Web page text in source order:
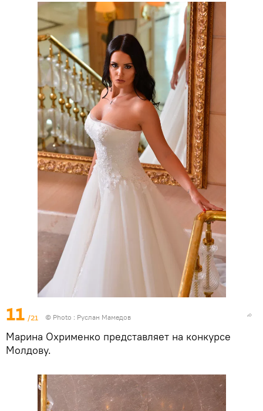
11 /21 © Photo : Руслан Мамедов
Марина Охрименко представляет на конкурсе
Молдову.